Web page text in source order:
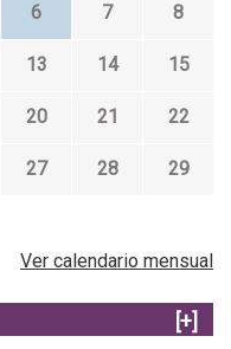
6 7 8
13 14 15
20 21 22
27 28 29
Ver calendario mensual
[+]